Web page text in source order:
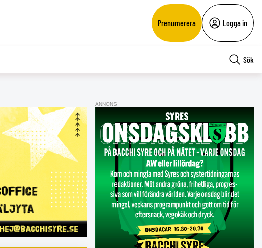
Prenumerera Logga in
Sök
ANNONS